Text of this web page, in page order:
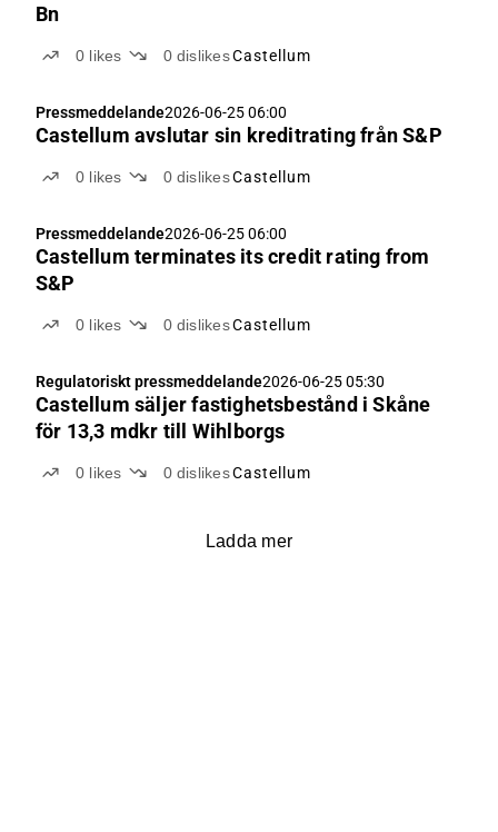
Bn
0 likes 0 dislikesCastellum
Pressmeddelande2026-06-25 06:00
Castellum avslutar sin kreditrating från S&P
0 likes 0 dislikesCastellum
Pressmeddelande2026-06-25 06:00
Castellum terminates its credit rating from
S&P
0 likes 0 dislikesCastellum
Regulatoriskt pressmeddelande2026-06-25 05:30
Castellum säljer fastighetsbestånd i Skåne
för 13,3 mdkr till Wihlborgs
0 likes 0 dislikesCastellum
Ladda mer